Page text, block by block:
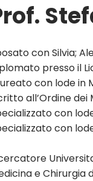
con Silvia;
presso il
con lode in
all’Ordine dei
con
con
e Chirurgia